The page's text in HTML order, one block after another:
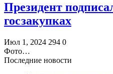
Президент
госзакупках
Июл 1, 2024 294 0
Фото…
Последние новости